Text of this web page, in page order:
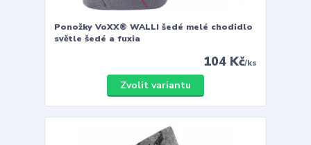
Ponožky VoXX® WALLI šedé melé chodidlo
světle šedé a fuxia
104 Kč/ks
Zvolit variantu